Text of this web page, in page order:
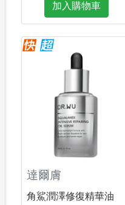
加入購物車
達爾膚
角鯊潤澤修復精華油